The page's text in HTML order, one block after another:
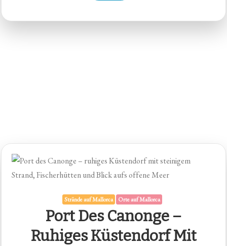
Strände auf Mallorca Orte auf Mallorca
Port Des Canonge –
Ruhiges Küstendorf Mit